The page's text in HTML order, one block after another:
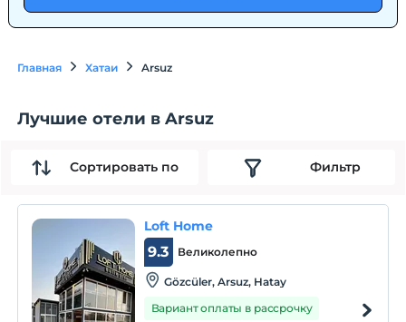
Главная Хатаи Arsuz
Лучшие отели в Arsuz
Сортировать по Фильтр
Loft Home
Великолепно
9.3
Gözcüler, Arsuz, Hatay
Вариант оплаты в рассрочку